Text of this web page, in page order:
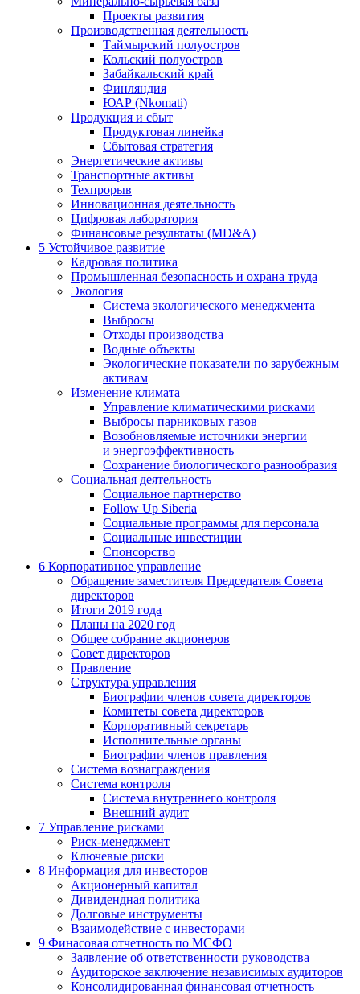
Проекты развития
Производственная деятельность
Таймырский полуостров
Кольский полуостров
Забайкальский край
Финляндия
ЮАР (Nkomati)
Продукция и сбыт
Продуктовая линейка
Сбытовая стратегия
Энергетические активы
Транспортные активы
Техпрорыв
Инновационная деятельность
Цифровая лаборатория
Финансовые результаты (MD&A)
5 Устойчивое развитие
Кадровая политика
Промышленная безопасность и охрана труда
Экология
Система экологического менеджмента
Выбросы
Отходы производства
Водные объекты
Экологические показатели по зарубежным
активам
Изменение климата
Управление климатическими рисками
Выбросы парниковых газов
Возобновляемые источники энергии
и энергоэффективность
Сохранение биологического разнообразия
Социальная деятельность
Социальное партнерство
Follow Up Siberia
Социальные программы для персонала
Социальные инвестиции
Спонсорство
6 Корпоративное управление
Обращение заместителя Председателя Совета
директоров
Итоги 2019 года
Планы на 2020 год
Общее собрание акционеров
Совет директоров
Правление
Структура управления
Биографии членов совета директоров
Комитеты совета директоров
Корпоративный секретарь
Исполнительные органы
Биографии членов правления
Система вознаграждения
Система контроля
Система внутреннего контроля
Внешний аудит
7 Управление рисками
Риск-менеджмент
Ключевые риски
8 Информация для инвесторов
Акционерный капитал
Дивидендная политика
Долговые инструменты
Взаимодействие с инвеcторами
9 Финасовая отчетность по МСФО
Заявление об ответственности руководства
Аудиторское заключение независимых аудиторов
Консолидированная финансовая отчетность